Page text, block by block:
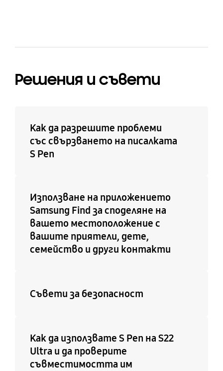
Решения и съвети
Как да разрешите проблеми
със свързването на писалката
S Pen
Използване на приложението
Samsung Find за споделяне на
вашето местоположение с
вашите приятели, дете,
семейство и други контакти
Съвети за безопасност
Как да използвате S Pen на S22
Ultra и да проверите
съвместимостта им